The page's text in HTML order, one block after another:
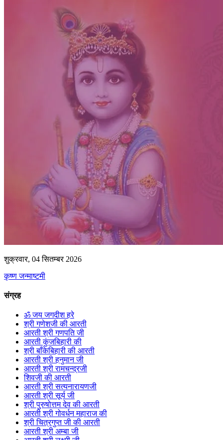
शुक्रवार, 04 सितम्बर 2026
कृष्ण जन्माष्टमी
संग्रह
ॐ जय जगदीश हरे
श्री गणेशजी की आरती
आरती श्री गणपति जी
आरती कुंजबिहारी की
श्री बाँकेबिहारी की आरती
आरती श्री हनुमान जी
आरती श्री रामचन्द्रजी
शिवजी की आरती
आरती श्री सत्यनारायणजी
आरती श्री सूर्य जी
श्री पुरुषोत्तम देव की आरती
आरती श्री गोवर्धन महाराज की
श्री चित्रगुप्त जी की आरती
आरती श्री अम्बा जी